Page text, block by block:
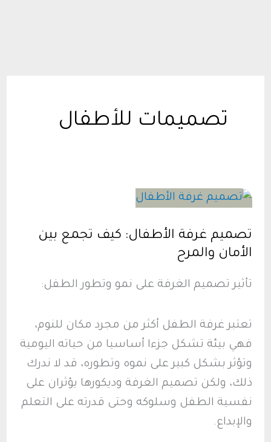
تصميمات للأطفال
تصميم غرفة الأطفال: كيف تجمع بين
الأمان والمرح
تأثير تصميم الغرفة على نمو وتطور الطفل:
تعتبر غرفة الطفل أكثر من مجرد مكان للنوم،
فهي بيئة تشكل جزءا أساسيا من حياته اليومية
وتؤثر بشكل كبير على نموه وتطوره، قد لا ندرك
ذلك، ولكن تصميم الغرفة وديكورها يؤثران على
نفسية الطفل وسلوكه وحتى قدرته على التعلم
والإبداع.